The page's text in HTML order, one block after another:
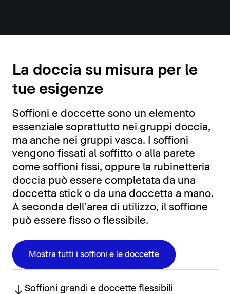
La doccia su misura per le
tue esigenze
Soffioni e doccette sono un elemento
essenziale soprattutto nei gruppi doccia,
ma anche nei gruppi vasca. I soffioni
vengono fissati al soffitto o alla parete
come soffioni fissi, oppure la rubinetteria
doccia può essere completata da una
doccetta stick o da una doccetta a mano.
A seconda dell’area di utilizzo, il soffione
può essere fisso o flessibile.
Mostra tutti i soffioni e le doccette
Soffioni grandi e doccette flessibili